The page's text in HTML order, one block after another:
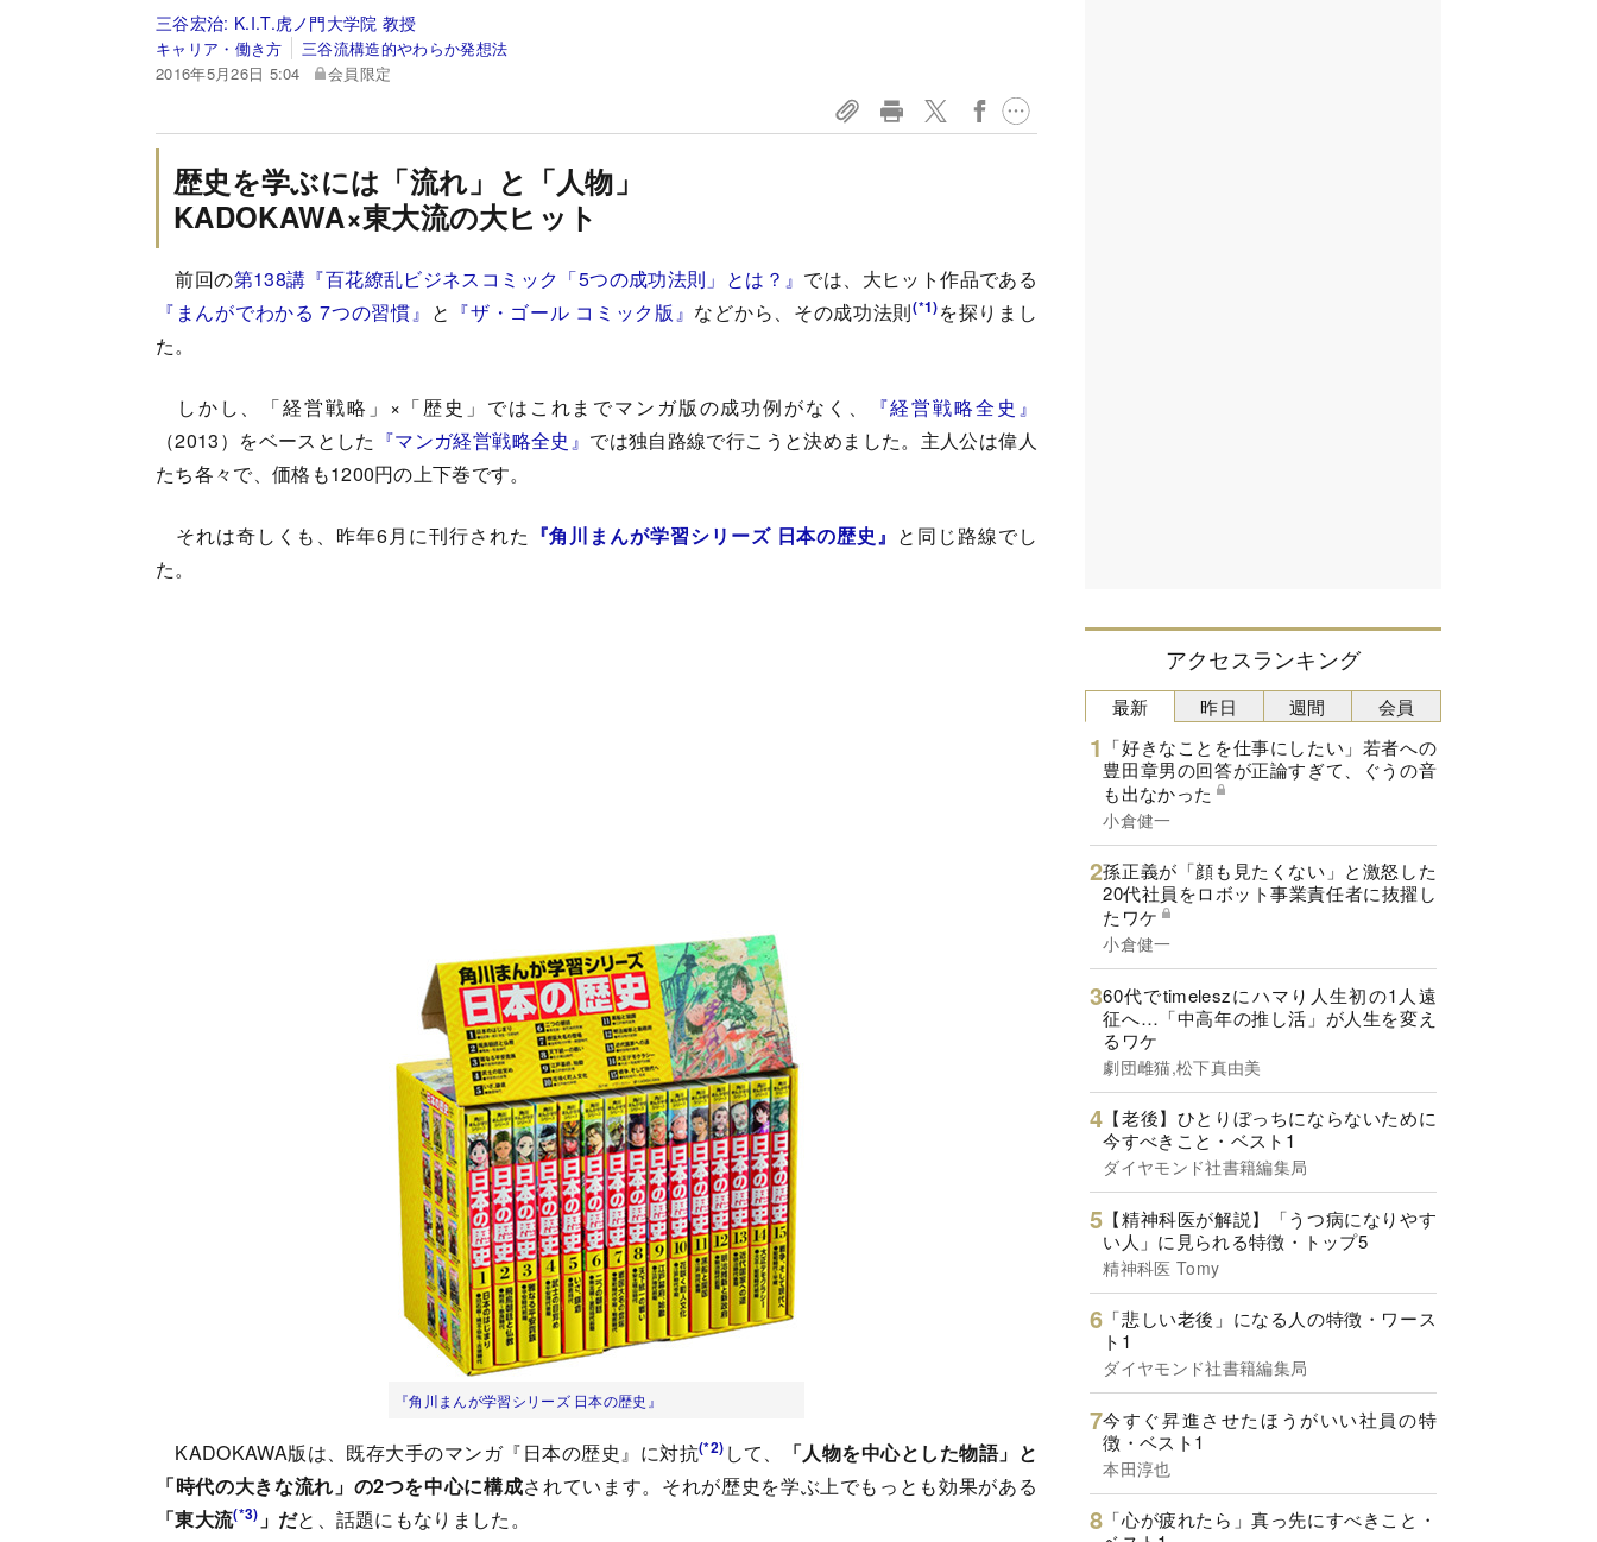
三谷宏治: K.I.T.虎ノ門大学院 教授
キャリア・働き方
三谷流構造的やわらか発想法
2016年5月26日 5:04
会員限定
歴史を学ぶには「流れ」と「人物」
KADOKAWA×東大流の大ヒット
前回の第138講『百花繚乱ビジネスコミック「5つの成功法則」とは？』 では、大ヒット作品である
『まんがでわかる 7つの習慣』 と 『ザ・ゴール コミック版』 などから、その成功法則(*1)を探りまし
た。
しかし、「経営戦略」×「歴史」ではこれまでマンガ版の成功例がなく、
『経営戦略全史』
（2013）をベースとした 『マンガ経営戦略全史』 では独自路線で行こうと決めました。主人公は偉人
たち各々で、価格も1200円の上下巻です。
それは奇しくも、昨年6月に刊行された 『角川まんが学習シリーズ 日本の歴史』 と同じ路線でし
た。
『角川まんが学習シリーズ 日本の歴史』
KADOKAWA版は、既存大手のマンガ『日本の歴史』に対抗(*2) して、
「人物を中心とした物語」と
「時代の大きな流れ」の2つを中心に構成されています。それが歴史を学ぶ上でもっとも効果がある
「東大流(*3) 」だと、話題にもなりました。
アクセスランキング
最新
「好きなことを仕事にしたい」若者への
豊田章男の回答が正論すぎて、ぐうの音
も出なかった
小倉健一
孫正義が「顔も見たくない」と激怒した
20代社員をロボット事業責任者に抜擢し
たワケ
小倉健一
60代でtimeleszにハマり人生初の1人遠
征へ…「中高年の推し活」が人生を変え
るワケ
劇団雌猫,松下真由美
【老後】ひとりぼっちにならないために
今すべきこと・ベスト1
ダイヤモンド社書籍編集局
【精神科医が解説】「うつ病になりやす
い人」に見られる特徴・トップ5
精神科医 Tomy
「悲しい老後」になる人の特徴・ワース
ト1
ダイヤモンド社書籍編集局
今すぐ昇進させたほうがいい社員の特
徴・ベスト1
本田淳也
「心が疲れたら」真っ先にすべきこと・
昨日 週間 会員